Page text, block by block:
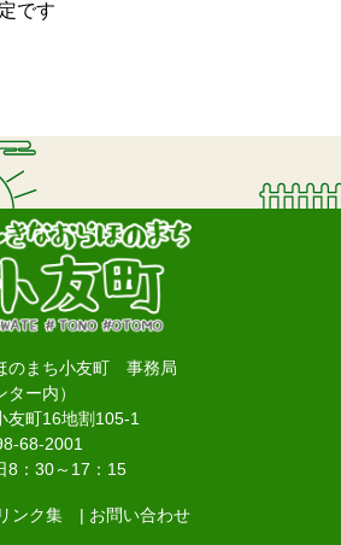
です
のまち小友町 事務局
ター内）
友町16地割105-1
68-2001
8：30～17：15
ンク集 | お問い合わせ